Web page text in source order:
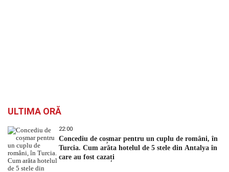
ULTIMA ORĂ
22:00
Concediu de coșmar pentru un cuplu de români, în
Turcia. Cum arăta hotelul de 5 stele din Antalya în
care au fost cazați